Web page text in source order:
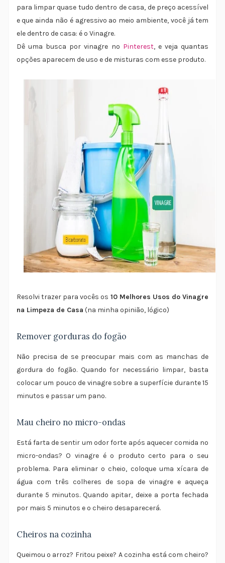
para limpar quase tudo dentro de casa, de preço acessível
e que ainda não é agressivo ao meio ambiente, você já tem
ele dentro de casa: é o Vinagre.
Dê uma busca por vinagre no Pinterest, e veja quantas
opções aparecem de uso e de misturas com esse produto.
Resolvi trazer para vocês os 10 Melhores Usos do Vinagre
na Limpeza de Casa (na minha opinião, lógico)
Remover gorduras do fogão
Não precisa de se preocupar mais com as manchas de
gordura do fogão. Quando for necessário limpar, basta
colocar um pouco de vinagre sobre a superfície durante 15
minutos e passar um pano.
Mau cheiro no micro-ondas
Está farta de sentir um odor forte após aquecer comida no
micro-ondas? O vinagre é o produto certo para o seu
problema. Para eliminar o cheio, coloque uma xícara de
água com três colheres de sopa de vinagre e aqueça
durante 5 minutos. Quando apitar, deixe a porta fechada
por mais 5 minutos e o cheiro desaparecerá.
Cheiros na cozinha
Queimou o arroz? Fritou peixe? A cozinha está com cheiro?